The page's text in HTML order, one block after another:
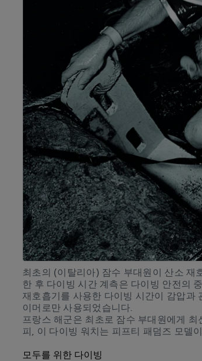
최초의 (이탈리아) 잠수 부대원이 산소 재
한 후 다이빙 시간 계측은 다이빙 안전의
재호흡기를 사용한 다이빙 시간이 감압과
이머로만 사용되었습니다.
프랑스 해군은 최초로 잠수 부대원에게 최
피, 이 다이빙 워치는 피프티 패덤즈 모델
모두를 위한 다이빙